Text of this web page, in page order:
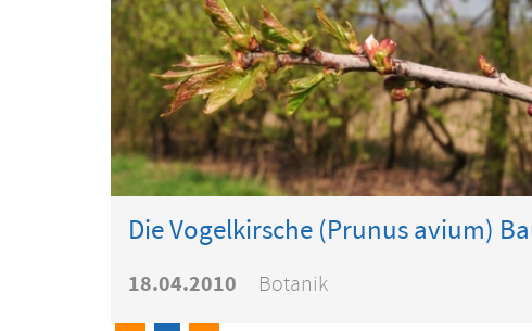
Die Vogelkirsche (Prunus avium)
18.04.2010 Botanik